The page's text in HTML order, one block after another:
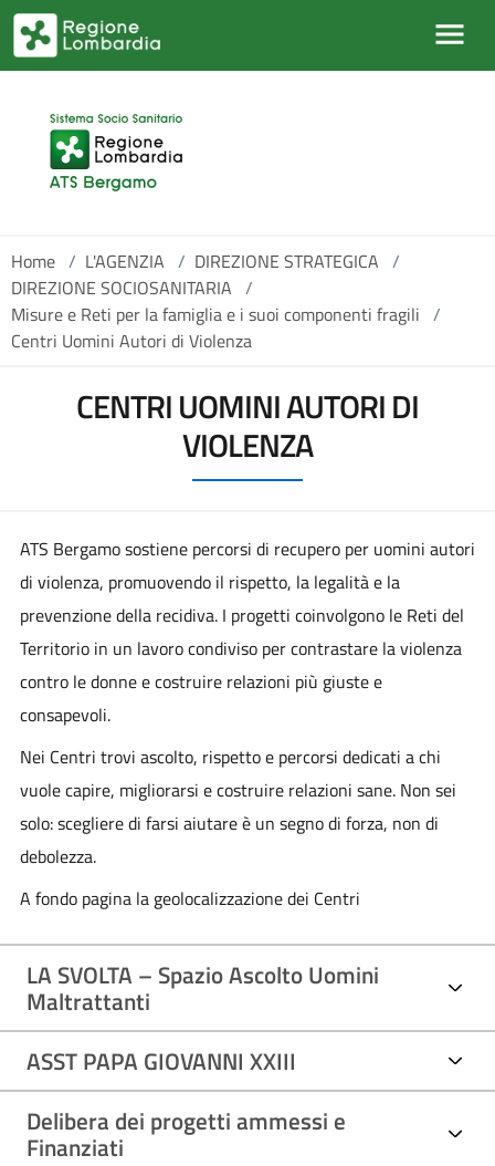
Salta al contenuto principale
Home / L'AGENZIA / DIREZIONE STRATEGICA /
DIREZIONE SOCIOSANITARIA /
Misure e Reti per la famiglia e i suoi componenti fragili /
Centri Uomini Autori di Violenza
CENTRI UOMINI AUTORI DI
VIOLENZA
ATS Bergamo sostiene percorsi di recupero per uomini autori
di violenza, promuovendo il rispetto, la legalità e la
prevenzione della recidiva. I progetti coinvolgono le Reti del
Territorio in un lavoro condiviso per contrastare la violenza
contro le donne e costruire relazioni più giuste e
consapevoli.
Nei Centri trovi ascolto, rispetto e percorsi dedicati a chi
vuole capire, migliorarsi e costruire relazioni sane. Non sei
solo: scegliere di farsi aiutare è un segno di forza, non di
debolezza.
A fondo pagina la geolocalizzazione dei Centri
LA SVOLTA – Spazio Ascolto Uomini
Maltrattanti
ASST PAPA GIOVANNI XXIII
Delibera dei progetti ammessi e
Finanziati